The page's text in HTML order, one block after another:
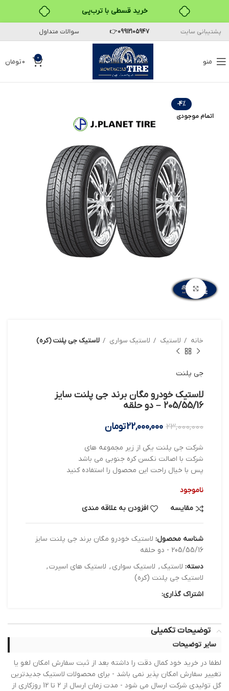
خرید قسطی با ترب‌پی
۴ قسط، بدون کارمزد
بدون ضامن، بدون سود
خرید قسطی با ترب‌پی
پشتیبانی سایت 09912105947
👉 سوالات متداول
منو 0
0تومان
-4%
اتمام موجودی
بزرگنمایی تصویر
خانه لاستیک لاستیک سواری لاستیک جی پلنت (کره)
جی پلنت
لاستیک خودرو مگان برند جی پلنت سایز
205/55/16 – دو حلقه
23,000,000
22,000,000تومان
شرکت جی پلنت یکی از زیر مجموعه های
شرکت با اصالت نکسن کره جنوبی می باشد
پس با خیال راحت این محصول را استفاده کنید
ناموجود
مقایسه
افزودن به علاقه مندی
شناسه محصول: لاستیک خودرو مگان برند جی پلنت سایز
205/55/16 - دو حلقه
دسته: لاستیک, لاستیک سواری , لاستیک های اسپرت,
لاستیک جی پلنت (کره)
اشتراک گذاری:
توضیحات تکمیلی
سایر توضیحات
لطفا در خرید خود کمال دقت را داشته بعد از ثبت سفارش امکان لغو یا
تغییر سفارش امکان پذیر نمی باشد - برای محصولات لاستیک جدیدترین
گل تولیدی شرکت ارسال می شود - مدت زمان ارسال از 2 تا 12 روزکاری از